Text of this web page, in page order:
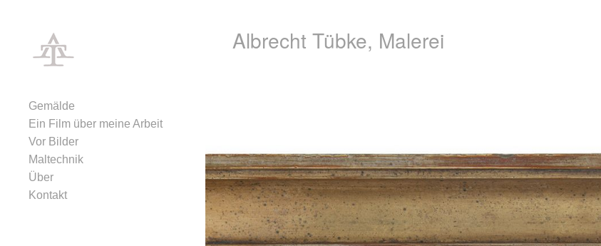
Gemälde
Ein Film über meine Arbeit
Vor Bilder
Maltechnik
Über
Kontakt
Albrecht Tübke, Malerei